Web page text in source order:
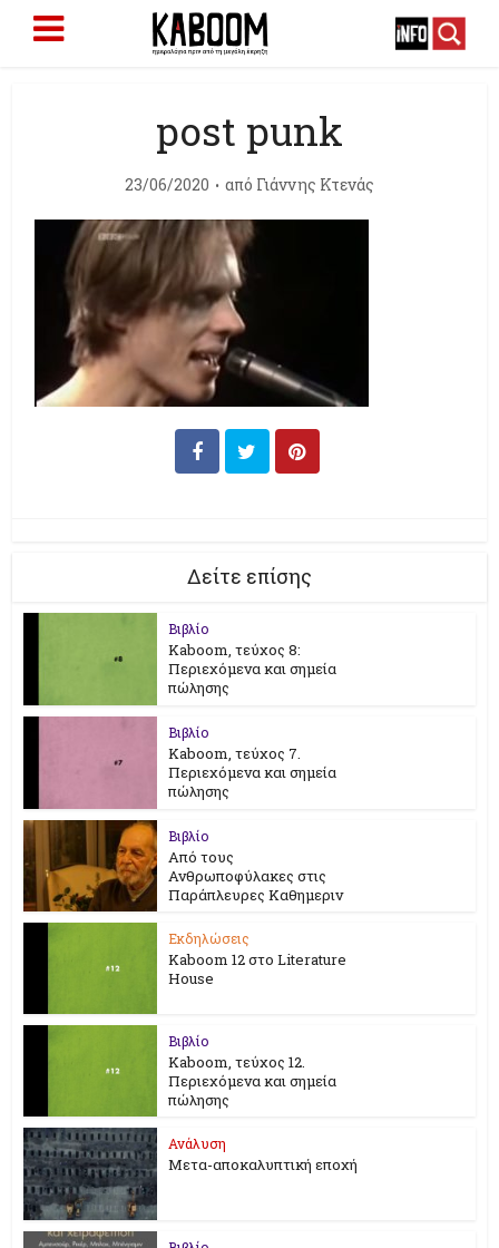
post punk
23/06/2020 από Γιάννης Κτενάς
Δείτε επίσης
Βιβλίο
Kaboom, τεύχος 8:
Περιεχόμενα και σημεία
πώλησης
Βιβλίο
Kaboom, τεύχος 7.
Περιεχόμενα και σημεία
πώλησης
Βιβλίο
Από τους
Ανθρωποφύλακες στις
Παράπλευρες Καθημεριν
Εκδηλώσεις
Kaboom 12 στο Literature
House
Βιβλίο
Kaboom, τεύχος 12.
Περιεχόμενα και σημεία
πώλησης
Ανάλυση
Μετα-αποκαλυπτική εποχή